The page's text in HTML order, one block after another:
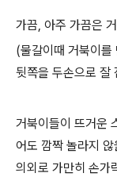
가끔, 아주 가끔은
(물갈이때 거북이를
뒷쪽을 두손으로 잘
거북이들이 뜨거운
어도 깜짝 놀라지
의외로 가만히 손가